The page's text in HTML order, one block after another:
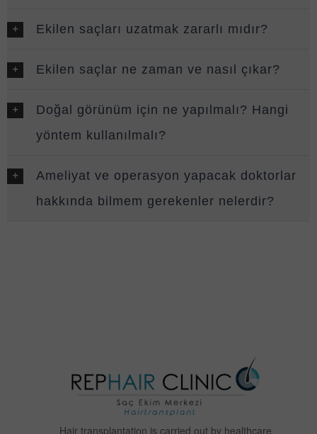
Ekilen saçları uzatmak zararlı mıdır?
Ekilen saçlar ne zaman ve nasıl çıkar?
Doğal görünüm için ne yapılmalı? Hangi
yöntem kullanılmalı?
Ameliyat ve operasyon yapacak doktorlar
hakkında bilmem gerekenler nelerdir?
Hair transplantation is carried out by healthcare